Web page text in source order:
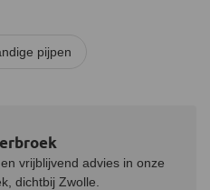
zit 25 millimeter dik
wol zorgt voor de
met andere dubbelwandige
insteeksysteem en de
Indien de dubbelwandige buis
pijpen
vrijblijvend advies in onze
dichtbij Zwolle.